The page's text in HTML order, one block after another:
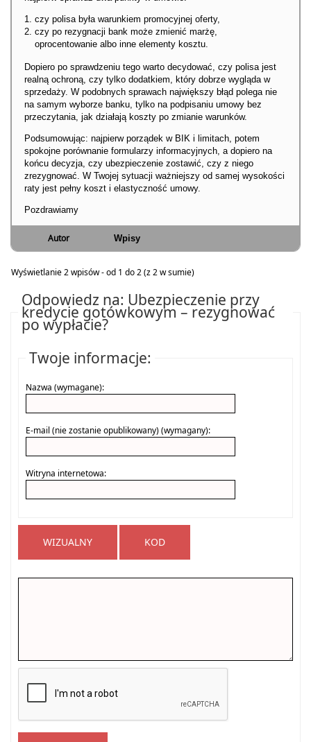
czy polisa była warunkiem promocyjnej oferty,
czy po rezygnacji bank może zmienić marżę,
oprocentowanie albo inne elementy kosztu.
Dopiero po sprawdzeniu tego warto decydować, czy polisa jest
realną ochroną, czy tylko dodatkiem, który dobrze wygląda w
sprzedaży. W podobnych sprawach największy błąd polega nie
na samym wyborze banku, tylko na podpisaniu umowy bez
przeczytania, jak działają koszty po zmianie warunków.
Podsumowując: najpierw porządek w BIK i limitach, potem
spokojne porównanie formularzy informacyjnych, a dopiero na
końcu decyzja, czy ubezpieczenie zostawić, czy z niego
zrezygnować. W Twojej sytuacji ważniejszy od samej wysokości
raty jest pełny koszt i elastyczność umowy.
Pozdrawiamy
Autor Wpisy
Wyświetlanie 2 wpisów - od 1 do 2 (z 2 w sumie)
Odpowiedz na: Ubezpieczenie przy
kredycie gotówkowym – rezygnować
po wypłacie?
Twoje informacje:
Nazwa (wymagane):
E-mail (nie zostanie opublikowany) (wymagany):
Witryna internetowa:
WIZUALNY KOD